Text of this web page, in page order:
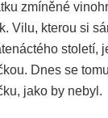
zmíněné
Vilu, kterou si
století,
Dnes se
jako by nebyl.